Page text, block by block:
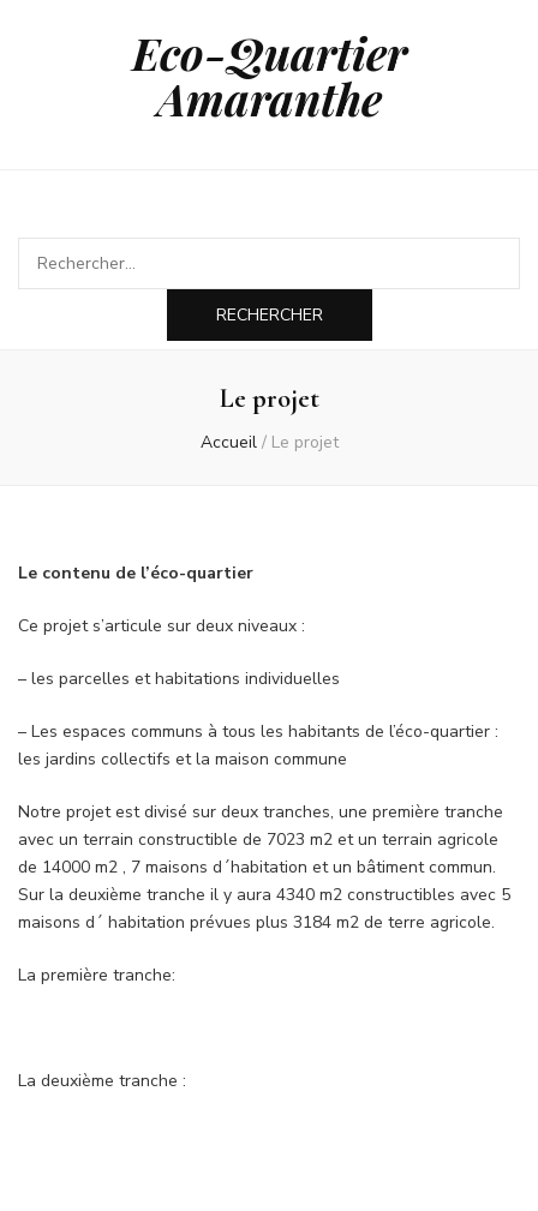
Eco-Quartier
Amaranthe
Le projet
Accueil / Le projet
Le contenu de l’éco-quartier
Ce projet s’articule sur deux niveaux :
– les parcelles et habitations individuelles
– Les espaces communs à tous les habitants de l’éco-quartier :
les jardins collectifs et la maison commune
Notre projet est divisé sur deux tranches, une première tranche
avec un terrain constructible de 7023 m2 et un terrain agricole
de 14000 m2 , 7 maisons d´habitation et un bâtiment commun.
Sur la deuxième tranche il y aura 4340 m2 constructibles avec 5
maisons d´ habitation prévues plus 3184 m2 de terre agricole.
La première tranche:
La deuxième tranche :